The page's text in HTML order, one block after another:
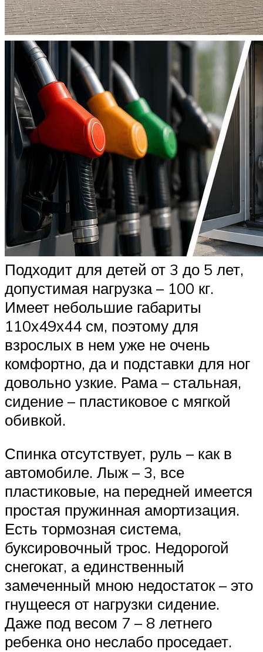
Подходит для детей от 3 до 5 лет,
допустимая нагрузка – 100 кг.
Имеет небольшие габариты
110х49х44 см, поэтому для
взрослых в нем уже не очень
комфортно, да и подставки для ног
довольно узкие. Рама – стальная,
сидение – пластиковое с мягкой
обивкой.
Спинка отсутствует, руль – как в
автомобиле. Лыж – 3, все
пластиковые, на передней имеется
простая пружинная амортизация.
Есть тормозная система,
буксировочный трос. Недорогой
снегокат, а единственный
замеченный мною недостаток – это
гнущееся от нагрузки сидение.
Даже под весом 7 – 8 летнего
ребенка оно неслабо проседает.